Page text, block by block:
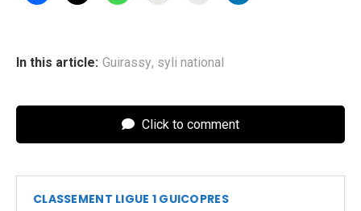
In this article: Guirassy, syli national
Click to comment
CLASSEMENT LIGUE 1 GUICOPRES